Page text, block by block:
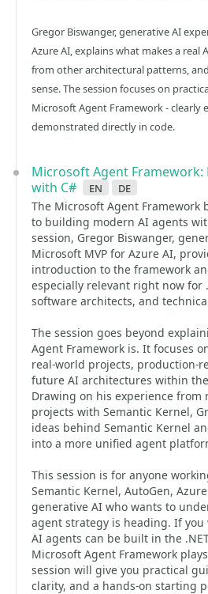
Gregor Biswanger, generative AI
Azure AI, explains what makes a real
from other architectural patterns,
sense. The session focuses on
Microsoft Agent Framework - clearly
demonstrated directly in code.
Microsoft Agent Framework:
with C#
en de
The Microsoft Agent Framework
to building modern AI agents
session, Gregor Biswanger,
Microsoft MVP for Azure AI,
introduction to the framework
especially relevant right now for
software architects, and
The session goes beyond
Agent Framework is. It focuses
real-world projects, production-
future AI architectures within
Drawing on his experience from
projects with Semantic Kernel,
ideas behind Semantic Kernel
into a more unified agent
This session is for anyone
Semantic Kernel, AutoGen,
generative AI who wants to
agent strategy is heading. If
AI agents can be built in the
Microsoft Agent Framework
session will give you practical
clarity, and a hands-on starting